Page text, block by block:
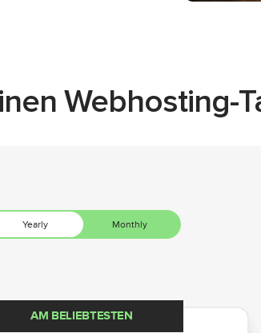
Webhosting-
AM BELIEBTESTEN